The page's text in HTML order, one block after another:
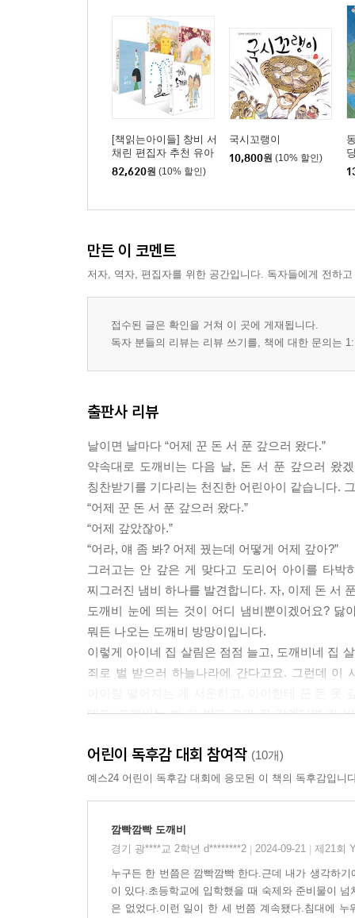
[책읽는아이들] 창비 서
채린 편집자 추천 유아
세트
82,620원 (10% 할인)
국시꼬랭이
10,800원 (10% 할인)
만든 이 코멘트
저자, 역자, 편집자를 위한 공간입니다. 독자들에게 전하
접수된 글은 확인을 거쳐 이 곳에 게재됩니다.
독자 분들의 리뷰는 리뷰 쓰기를, 책에 대한 문의는
출판사 리뷰
날이면 날마다 “어제 꾼 돈 서 푼 갚으러 왔다.”
약속대로 도깨비는 다음 날, 돈 서 푼 갚으러 왔
칭찬받기를 기다리는 천진한 어린아이 같습니다.
“어제 꾼 돈 서 푼 갚으러 왔다.”
“어제 갚았잖아.”
“어라, 얘 좀 봐? 어제 꿨는데 어떻게 어제 갚아?”
그러고는 안 갚은 게 맞다고 도리어 아이를 타박
찌그러진 냄비 하나를 발견합니다. 자, 이제 돈 서
도깨비 눈에 띄는 것이 어디 냄비뿐이겠어요? 닳
뭐든 나오는 도깨비 방망이입니다.
이렇게 아이네 집 살림은 점점 늘고, 도깨비네 집
죄로 벌 받으러 하늘나라에 간다고요. 그런데 이
데도, 도깨비는 벌 다 받고 오면 꼭 갚겠다며 가
이쯤이면 세상에서 가장 귀엽고 사랑스러운 도깨
이제 아이의 입장으로 돌아와서 살펴볼까요?
도깨비 덕분에 힘들이지 않고 살 수 있었으니까
겁니다. 용케 돈 꿔 줄 마음을 먹은 것이지요. 그
사뭇 여유롭고 좋았을 겁니다. 누구나 부자 되
어린이 독후감 대회 참여작 (10개)
예스24 어린이 독후감 대회에 응모된 이 책의 독후감입니
깜빡깜빡 도깨비
경기 광****교 2학년 d********2
2024-09-21 제21회
누구든 한 번쯤은 깜빡깜빡 한다.근데 내가 생각하
이 있다.초등학교에 입학했을 때 숙제와 준비물이
은 없었다.이런 일이 한 세 번쯤 계속됐다.침대에